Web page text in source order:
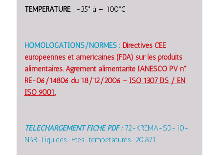
TEMPERATURE: -35° à + 100°C
HOMOLOGATIONS/NORMES : Directives CEE
européennes et américaines (FDA) sur les produits
alimentaires. Agrément alimentarité IANESCO PV n°
RE-06/14806 du 18/12/2006 – ISO 1307 DS / EN
ISO 9001.
TELECHARGEMENT FICHE PDF : 72-KREMA-SD-10-
NBR-Liquides-Htes-tempetatures-20.871